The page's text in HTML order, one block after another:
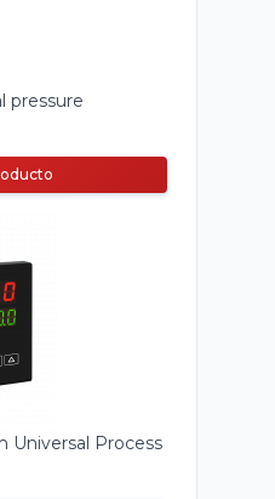
pressure
Universal Process